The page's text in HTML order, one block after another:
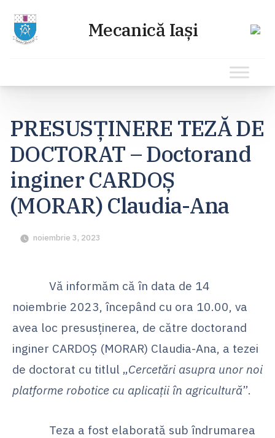
conținut
PRESUSȚINERE TEZĂ DE
DOCTORAT – Doctorand
inginer CARDOȘ
(MORAR) Claudia-Ana
noiembrie 3, 2023
Vă informăm că în data de 14
noiembrie 2023, începând cu ora 10.00, va
avea loc presusținerea, de către doctorand
inginer CARDOȘ (MORAR) Claudia-Ana, a tezei
de doctorat cu titlul „Cercetări asupra unor noi
platforme robotice cu aplicații în agricultură”.
Teza a fost elaborată sub îndrumarea